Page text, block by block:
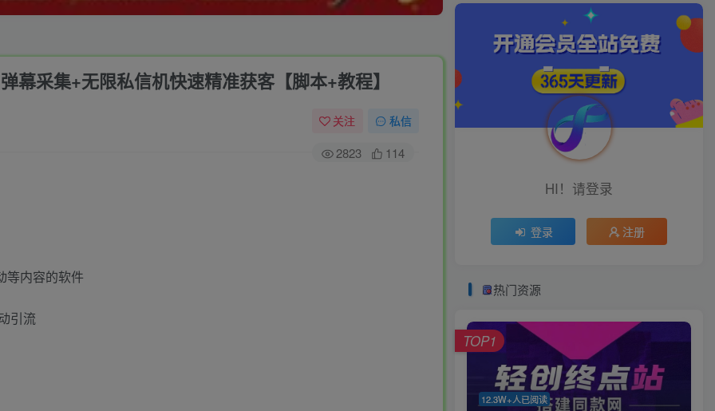
幕采集+无限私信机快速精准获客【脚本+教程】
关注 私信
2823 114
等内容的软件
引流
HI！请登录
登录 注册
热门资源
12.3W+人已阅读
TOP1